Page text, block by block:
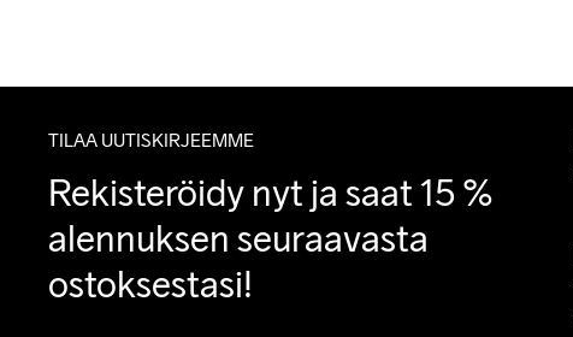
TILAA UUTISKIRJEEMME
Rekisteröidy nyt ja saat 15 %
alennuksen seuraavasta
ostoksestasi!